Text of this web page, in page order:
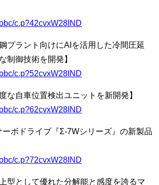
c.p?42cvxW28IND
プラント向けにAIを活用した冷間圧延
制御技術を開発】
c.p?52cvxW28IND
な自車位置検出ユニットを新開発】
c.p?62cvxW28IND
ーボドライブ『Σ-7Wシリーズ』の新製品
c.p?72cvxW28IND
型として優れた分解能と感度を誇るマ